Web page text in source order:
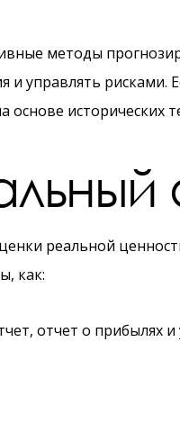
методы
управлять рисками.
исторических
реальной
как:
отчет о прибылях и